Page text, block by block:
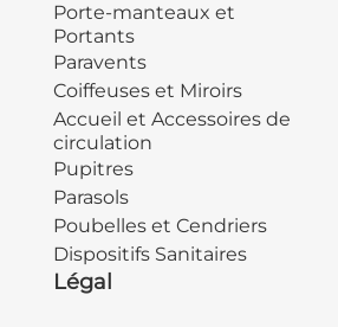
Porte-manteaux et
Portants
Paravents
Coiffeuses et Miroirs
Accueil et Accessoires de
circulation
Pupitres
Parasols
Poubelles et Cendriers
Dispositifs Sanitaires
Légal